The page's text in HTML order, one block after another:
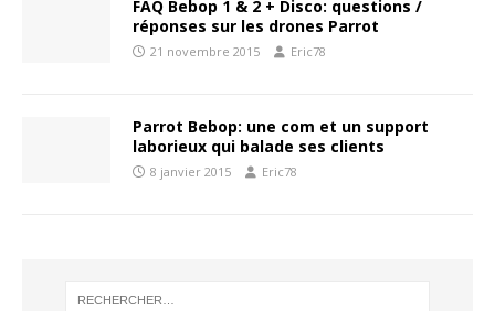
FAQ Bebop 1 & 2 + Disco: questions /
réponses sur les drones Parrot
21 novembre 2015 Eric78
Parrot Bebop: une com et un support
laborieux qui balade ses clients
8 janvier 2015 Eric78